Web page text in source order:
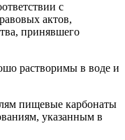
с
актов,
принявшего
растворимы в воде и
пищевые карбонаты
указанным в